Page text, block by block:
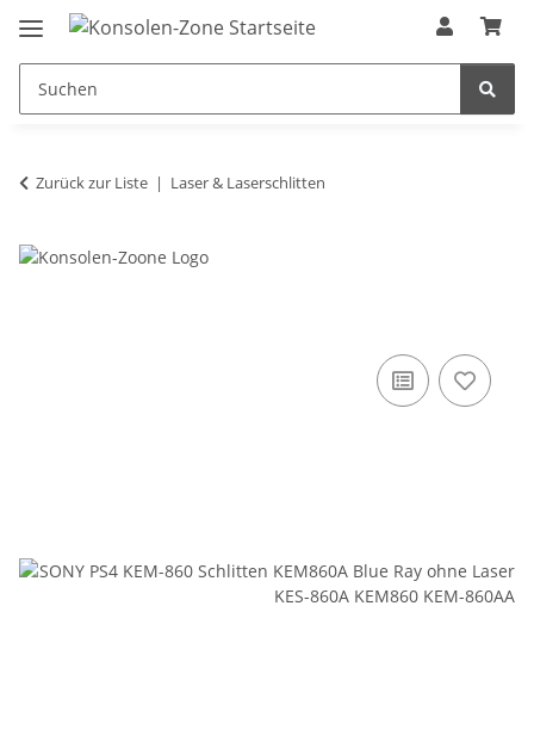
Zurück zur Liste Laser & Laserschlitten